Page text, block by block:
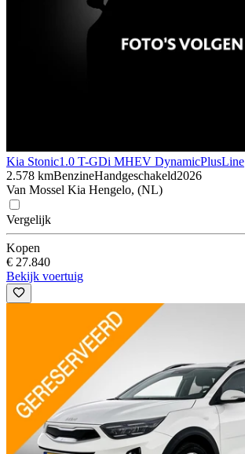
Kia Stonic1.0 T-GDi MHEV DynamicPlusLine
2.578 kmBenzineHandgeschakeld2026
Van Mossel Kia Hengelo, (NL)
Vergelijk
Kopen
€ 27.840
Bekijk voertuig